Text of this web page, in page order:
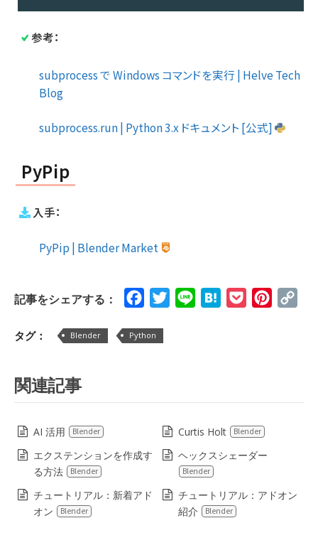
参考：
subprocess で Windows コマンドを実行 | Helve Tech
Blog
subprocess.run | Python 3.x ドキュメント [公式]
PyPip
入手：
PyPip | Blender Market
記事をシェアする： FacebookTwitterLine HatenaPocket
タグ： Blender Python
関連記事
AI 活用 Blender Curtis Holt Blender
エクステンションを作成す
る方法
Blender
ヘックスシェーダー
Blender
チュートリアル：新着アド
オン
Blender
チュートリアル：アドオン
紹介
Blender